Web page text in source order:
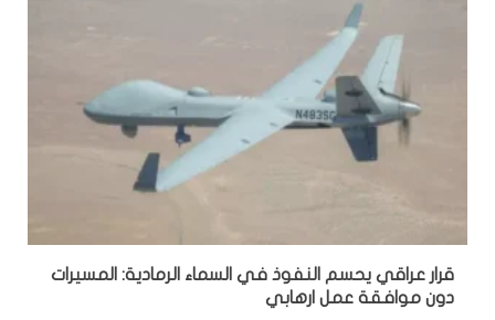
قرار عراقي يحسم النفوذ في السماء الرمادية: المسيرات
دون موافقة عمل ارهابي